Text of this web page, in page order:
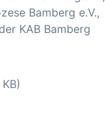
Bamberg e.V.,
KAB Bamberg